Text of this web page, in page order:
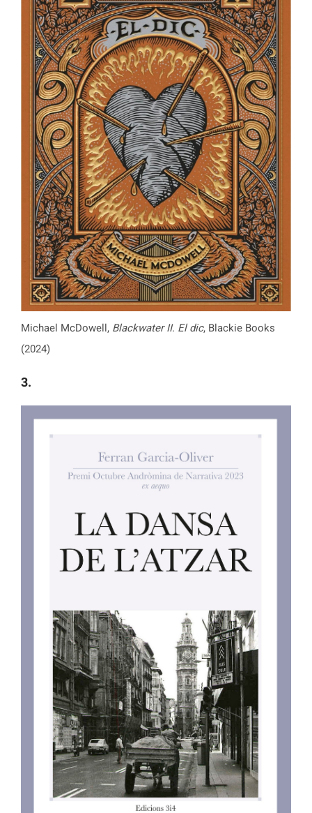
Michael McDowell, Blackwater II. El dic, Blackie Books
(2024)
3.